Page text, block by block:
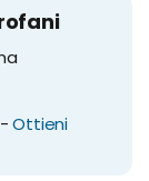
-Ottieni